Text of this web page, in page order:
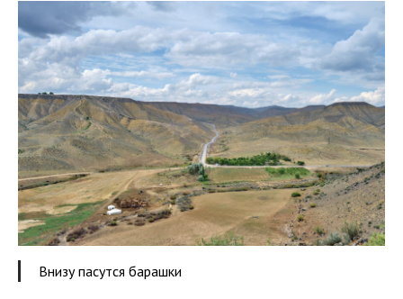
Внизу пасутся барашки